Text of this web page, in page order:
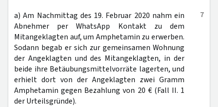
7
a) Am Nachmittag des 19. Februar 2020 nahm ein
Abnehmer per WhatsApp Kontakt zu dem
Mitangeklagten auf, um Amphetamin zu erwerben.
Sodann begab er sich zur gemeinsamen Wohnung
der Angeklagten und des Mitangeklagten, in der
beide ihre Betäubungsmittelvorräte lagerten, und
erhielt dort von der Angeklagten zwei Gramm
Amphetamin gegen Bezahlung von 20 € (Fall II. 1
der Urteilsgründe).